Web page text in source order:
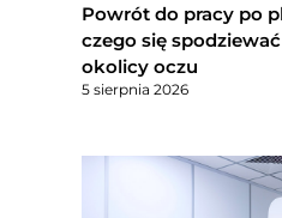
Powrót do pracy po
czego się
okolicy oczu
5 sierpnia 2026